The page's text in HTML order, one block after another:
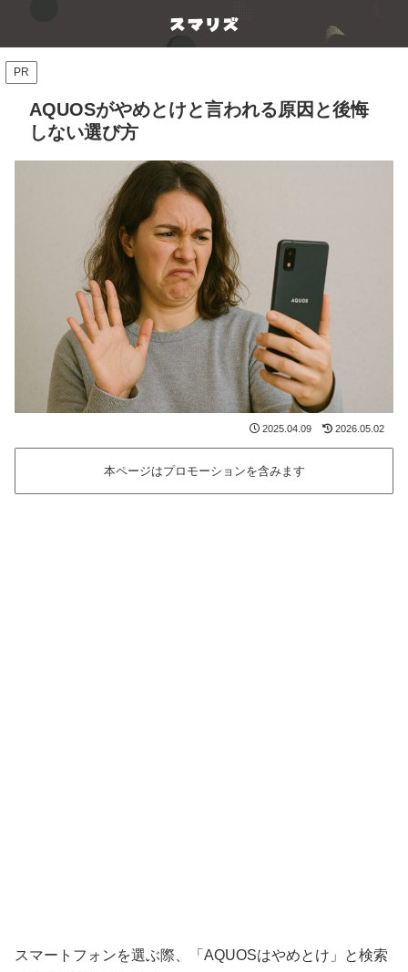
PR
AQUOSがやめとけと言われる原因と後悔
しない選び方
2025.04.09 2026.05.02
本ページはプロモーションを含みます
スマートフォンを選ぶ際、「AQUOSはやめとけ」と検索